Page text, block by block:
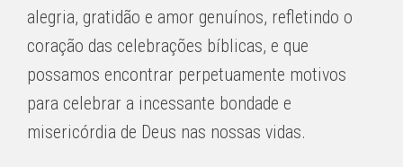
alegria, gratidão e amor genuínos, refletindo o
coração das celebrações bíblicas, e que
possamos encontrar perpetuamente motivos
para celebrar a incessante bondade e
misericórdia de Deus nas nossas vidas.